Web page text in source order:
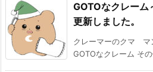
GOTOなクレーム
更新しました。
クレーマーのクマ マ
GOTOなクレーム そ